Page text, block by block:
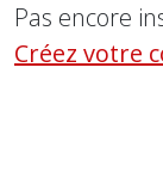
Pas encore
Créez votre